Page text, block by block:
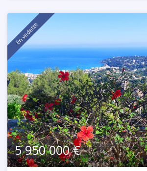
En vedette
5 950 000 €